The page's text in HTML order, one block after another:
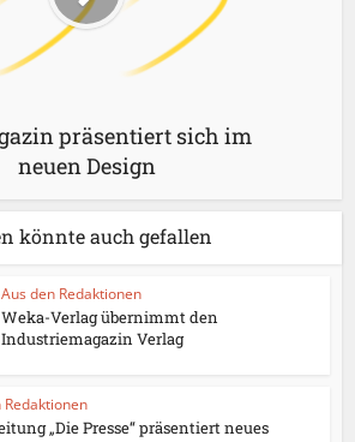
präsentiert sich im
neuen Design
könnte auch gefallen
Aus den Redaktionen
Weka-Verlag übernimmt den
Industriemagazin Verlag
Redaktionen
„Die Presse“ präsentiert neues